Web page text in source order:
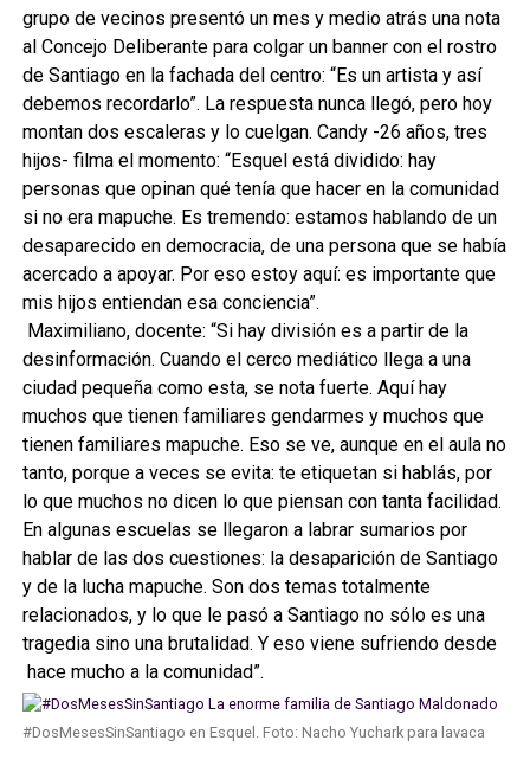
grupo de vecinos presentó un mes y medio atrás una nota
al Concejo Deliberante para colgar un banner con el rostro
de Santiago en la fachada del centro: “Es un artista y así
debemos recordarlo”. La respuesta nunca llegó, pero hoy
montan dos escaleras y lo cuelgan. Candy -26 años, tres
hijos- filma el momento: “Esquel está dividido: hay
personas que opinan qué tenía que hacer en la comunidad
si no era mapuche. Es tremendo: estamos hablando de un
desaparecido en democracia, de una persona que se había
acercado a apoyar. Por eso estoy aquí: es importante que
mis hijos entiendan esa conciencia”.
Maximiliano, docente: “Si hay división es a partir de la
desinformación. Cuando el cerco mediático llega a una
ciudad pequeña como esta, se nota fuerte. Aquí hay
muchos que tienen familiares gendarmes y muchos que
tienen familiares mapuche. Eso se ve, aunque en el aula no
tanto, porque a veces se evita: te etiquetan si hablás, por
lo que muchos no dicen lo que piensan con tanta facilidad.
En algunas escuelas se llegaron a labrar sumarios por
hablar de las dos cuestiones: la desaparición de Santiago
y de la lucha mapuche. Son dos temas totalmente
relacionados, y lo que le pasó a Santiago no sólo es una
tragedia sino una brutalidad. Y eso viene sufriendo desde
hace mucho a la comunidad”.
#DosMesesSinSantiago en Esquel. Foto: Nacho Yuchark para lavaca